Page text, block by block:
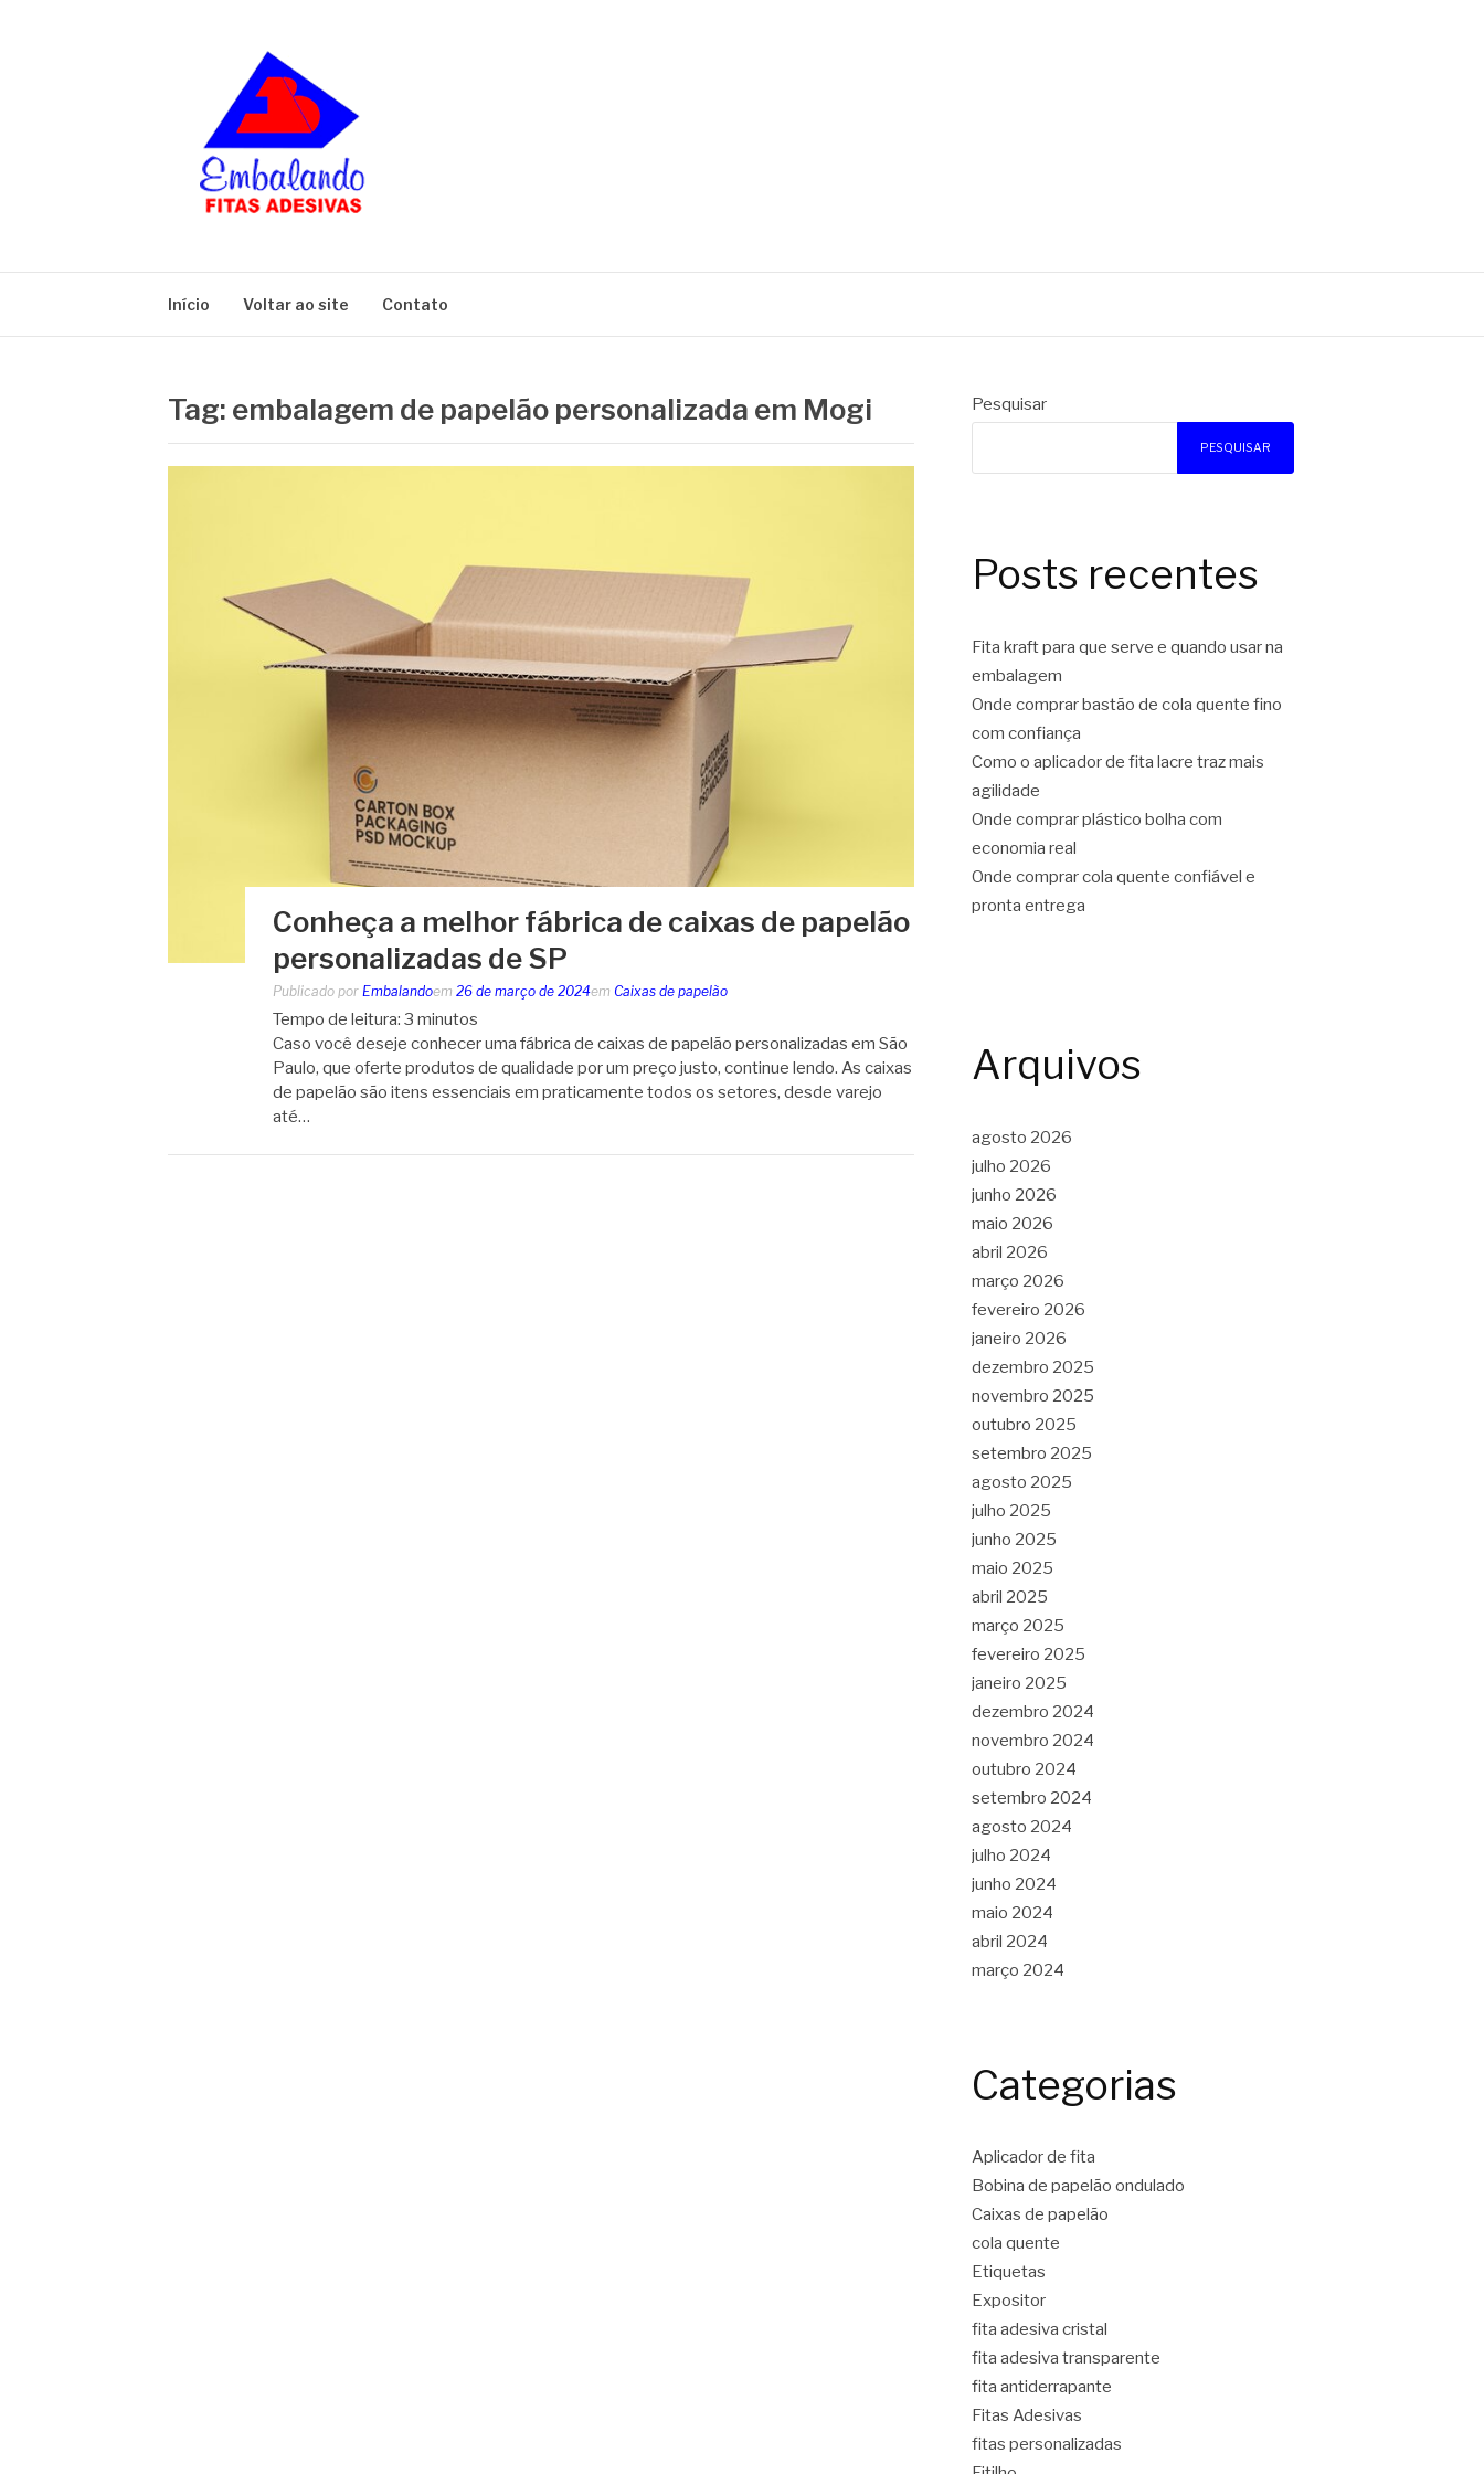
Início Voltar ao site Contato
Tag: embalagem de papelão personalizada em Mogi
Conheça a melhor fábrica de caixas de papelão
personalizadas de SP
Publicado por Embalandoem 26 de março de 2024em Caixas de papelão
Tempo de leitura: 3 minutos
Caso você deseje conhecer uma fábrica de caixas de papelão personalizadas em São
Paulo, que oferte produtos de qualidade por um preço justo, continue lendo. As caixas
de papelão são itens essenciais em praticamente todos os setores, desde varejo
até…
Pesquisar
PESQUISAR
Posts recentes
Fita kraft para que serve e quando usar na
embalagem
Onde comprar bastão de cola quente fino
com confiança
Como o aplicador de fita lacre traz mais
agilidade
Onde comprar plástico bolha com
economia real
Onde comprar cola quente confiável e
pronta entrega
Arquivos
agosto 2026
julho 2026
junho 2026
maio 2026
abril 2026
março 2026
fevereiro 2026
janeiro 2026
dezembro 2025
novembro 2025
outubro 2025
setembro 2025
agosto 2025
julho 2025
junho 2025
maio 2025
abril 2025
março 2025
fevereiro 2025
janeiro 2025
dezembro 2024
novembro 2024
outubro 2024
setembro 2024
agosto 2024
julho 2024
junho 2024
maio 2024
abril 2024
março 2024
Categorias
Aplicador de fita
Bobina de papelão ondulado
Caixas de papelão
cola quente
Etiquetas
Expositor
fita adesiva cristal
fita adesiva transparente
fita antiderrapante
Fitas Adesivas
fitas personalizadas